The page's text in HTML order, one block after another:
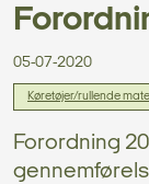
05-07-2020
Køretøjer/rullende
Forordning